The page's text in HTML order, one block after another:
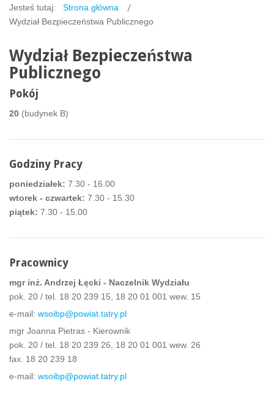
Jesteś tutaj:
Strona główna
Wydział Bezpieczeństwa Publicznego
Wydział Bezpieczeństwa
Publicznego
Pokój
20 (budynek B)
Godziny Pracy
poniedziałek: 7.30 - 16.00
wtorek - czwartek: 7.30 - 15.30
piątek: 7.30 - 15.00
Pracownicy
mgr inż. Andrzej Łęcki - Naczelnik Wydziału
pok. 20 / tel. 18 20 239 15, 18 20 01 001 wew. 15
e-mail: wsoibp@powiat.tatry.pl
mgr Joanna Pietras - Kierownik
pok. 20 / tel. 18 20 239 26, 18 20 01 001 wew. 26
fax. 18 20 239 18
e-mail: wsoibp@powiat.tatry.pl